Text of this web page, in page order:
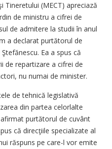
Tineretului (MECT) apreciază
de ministru a cifrei de
de admitere la studii în anul
a declarat purtătorul de
Ea a spus că
de repartizare a cifrei de
nu numai de minister.
de tehnică legislativă
din partea celorlalte
purtătorul de cuvânt
că direcţiile specializate al
răspuns pe care-l vor emite